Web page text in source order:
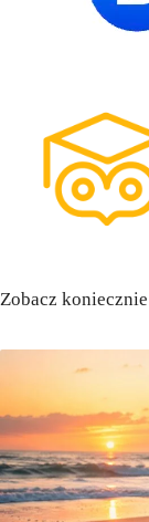
Zobacz koniecznie